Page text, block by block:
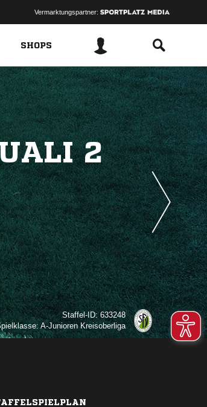
Vermarktungspartner:
SHOPS
2
Staffel-ID: 633248
A-Junioren Kreisoberliga